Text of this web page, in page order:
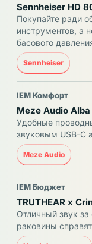
Sennheiser HD
Покупайте ради
инструментов, а
басового
Sennheiser
IEM Комфорт
Meze Audio Alba
Удобные
звуковым USB-C
Meze Audio
IEM Бюджет
TRUTHEAR x
Отличный звук
раковины